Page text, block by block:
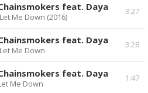
3:27
feat. Daya
Me Down (2016)
3:28
feat. Daya
Me Down
1:47
feat. Daya
Me Down